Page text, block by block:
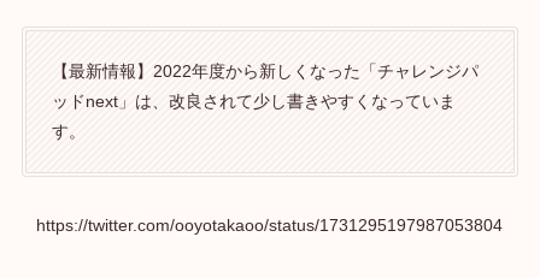
【最新情報】2022年度から新しくなった「チャレンジパ
ッドnext」は、改良されて少し書きやすくなっていま
す。
https://twitter.com/ooyotakaoo/status/1731295197987053804